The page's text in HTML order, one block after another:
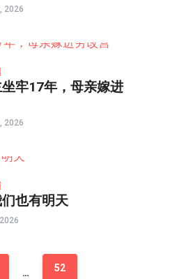
2026
牢17年，母亲嫁进
2026
也有明天
… 52